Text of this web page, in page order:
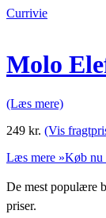
Currivie
Molo
(Læs mere)
249 kr. (Vis
Læs mere »Køb nu
De mest populære
priser.